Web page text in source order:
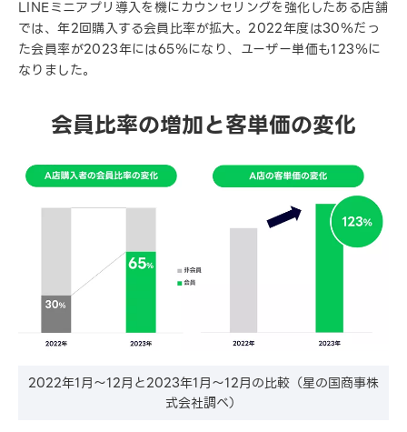
LINEミニアプリ導入を機にカウンセリングを強化したある店舗
では、年2回購入する会員比率が拡大。2022年度は30％だっ
た会員率が2023年には65％になり、ユーザー単価も123％に
なりました。
会員比率の増加と客単価の変化
2022年1月〜12月と2023年1月〜12月の比較（星の国商事株
式会社調べ）